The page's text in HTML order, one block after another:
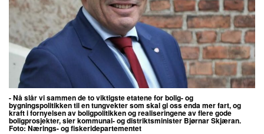
- Nå slår vi sammen de to viktigste etatene for bolig- og
bygningspolitikken til en tungvekter som skal gi oss enda mer fart, og
kraft i fornyelsen av boligpolitikken og realiseringene av flere gode
boligprosjekter, sier kommunal- og distriktsminister Bjørnar Skjæran.
Foto:Nærings- og fiskeridepartementet